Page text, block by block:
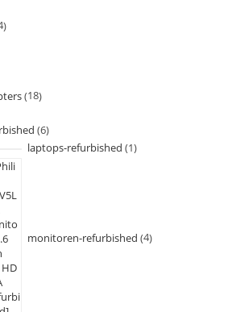
18
6
laptops-refurbished 1
monitoren-refurbished 4